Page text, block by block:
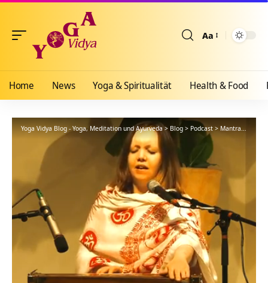
Aa
Home News Yoga & Spiritualität Health & Food
Yoga Vidya Blog - Yoga, Meditation und Ayurveda> Blog > Podcast>Mantra>